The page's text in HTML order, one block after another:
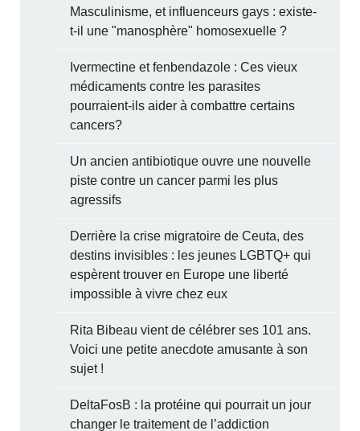
Masculinisme, et influenceurs gays : existe-
t-il une "manosphère" homosexuelle ?
Ivermectine et fenbendazole : Ces vieux
médicaments contre les parasites
pourraient-ils aider à combattre certains
cancers?
Un ancien antibiotique ouvre une nouvelle
piste contre un cancer parmi les plus
agressifs
Derrière la crise migratoire de Ceuta, des
destins invisibles : les jeunes LGBTQ+ qui
espèrent trouver en Europe une liberté
impossible à vivre chez eux
Rita Bibeau vient de célébrer ses 101 ans.
Voici une petite anecdote amusante à son
sujet !
DeltaFosB : la protéine qui pourrait un jour
changer le traitement de l’addiction